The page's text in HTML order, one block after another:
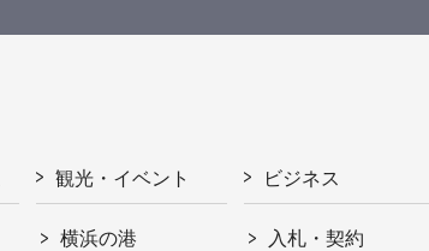
観光・イベント
横浜の港
ビジネス
入札・契約